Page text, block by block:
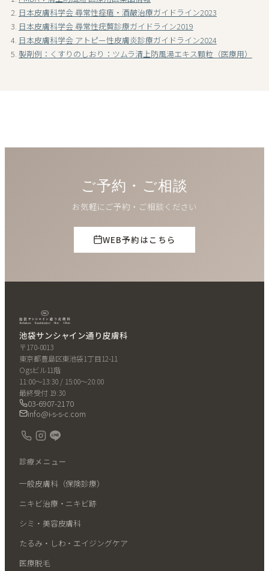
日本皮膚科学会 尋常性痤瘡・酒皶治療ガイドライン2023
日本皮膚科学会 尋常性疣贅診療ガイドライン2019
日本皮膚科学会 アトピー性皮膚炎診療ガイドライン2024
製剤例：くすりのしおり：ツムラ清上防風湯エキス顆粒（医療用）
ご予約・ご相談
お気軽にご予約・ご相談ください
WEB予約はこちら
池袋サンシャイン通り皮膚科
〒170-0013
東京都豊島区東池袋1丁目12-11
Ogsビル11階
11:00〜13:30 / 15:00〜20:00
最終受付 19:30
03-6907-2170
info@i-s-s-c.com
診療メニュー
一般皮膚科（保険診療）
ニキビ治療・ニキビ跡
シミ・美容皮膚科
たるみ・しわ・エイジングケア
医療脱毛